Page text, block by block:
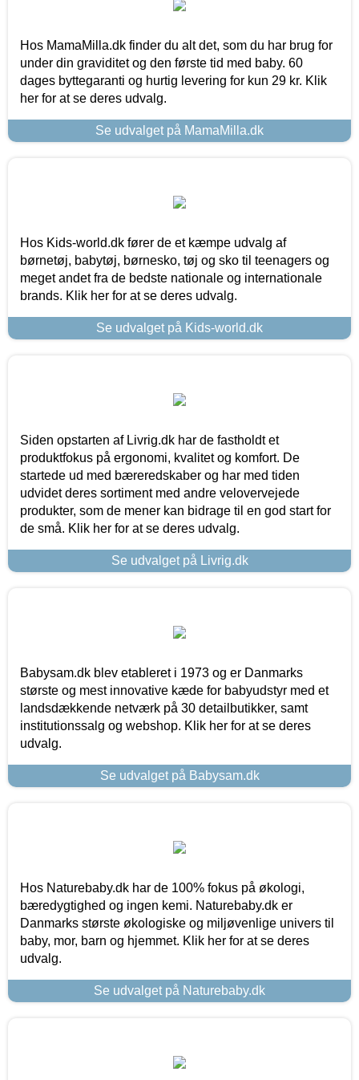
Hos MamaMilla.dk finder du alt det, som du har brug for
under din graviditet og den første tid med baby. 60
dages byttegaranti og hurtig levering for kun 29 kr. Klik
her for at se deres udvalg.
Se udvalget på MamaMilla.dk
Hos Kids-world.dk fører de et kæmpe udvalg af
børnetøj, babytøj, børnesko, tøj og sko til teenagers og
meget andet fra de bedste nationale og internationale
brands. Klik her for at se deres udvalg.
Se udvalget på Kids-world.dk
Siden opstarten af Livrig.dk har de fastholdt et
produktfokus på ergonomi, kvalitet og komfort. De
startede ud med bæreredskaber og har med tiden
udvidet deres sortiment med andre velovervejede
produkter, som de mener kan bidrage til en god start for
de små. Klik her for at se deres udvalg.
Se udvalget på Livrig.dk
Babysam.dk blev etableret i 1973 og er Danmarks
største og mest innovative kæde for babyudstyr med et
landsdækkende netværk på 30 detailbutikker, samt
institutionssalg og webshop. Klik her for at se deres
udvalg.
Se udvalget på Babysam.dk
Hos Naturebaby.dk har de 100% fokus på økologi,
bæredygtighed og ingen kemi. Naturebaby.dk er
Danmarks største økologiske og miljøvenlige univers til
baby, mor, barn og hjemmet. Klik her for at se deres
udvalg.
Se udvalget på Naturebaby.dk